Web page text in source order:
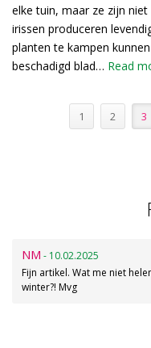
elke tuin, maar ze zijn
irissen produceren
planten te kampen
beschadigd blad… Read
1 2 3
NM - 10.02.2025
Fijn artikel. Wat me niet
winter?! Mvg